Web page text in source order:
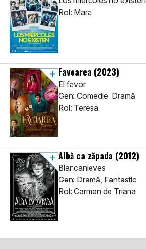
Rol: Mara
Favoarea (2023)
El favor
Gen: Comedie, Dramă
Rol: Teresa
Albă ca zăpada (2012)
Blancanieves
Gen: Dramă, Fantastic
Rol: Carmen de Triana